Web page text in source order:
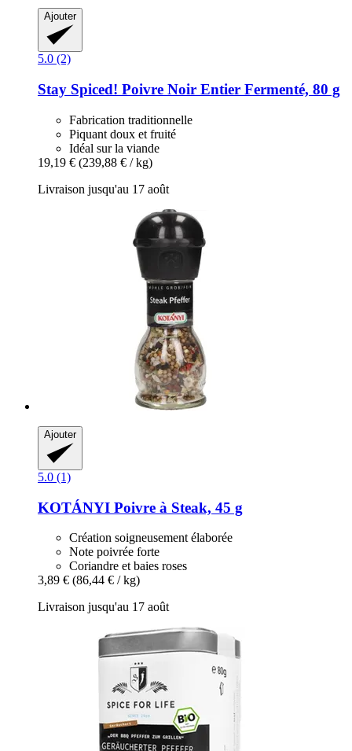
Ajouter
5.0 (2)
Stay Spiced! Poivre Noir Entier Fermenté, 80 g
Fabrication traditionnelle
Piquant doux et fruité
Idéal sur la viande
19,19 € (239,88 € / kg)
Livraison jusqu'au 17 août
Ajouter
5.0 (1)
KOTÁNYI Poivre à Steak, 45 g
Création soigneusement élaborée
Note poivrée forte
Coriandre et baies roses
3,89 € (86,44 € / kg)
Livraison jusqu'au 17 août